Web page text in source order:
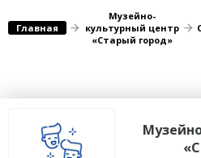
СМИ и Реклама
Главная
Музейно-
культурный центр
«Старый город»